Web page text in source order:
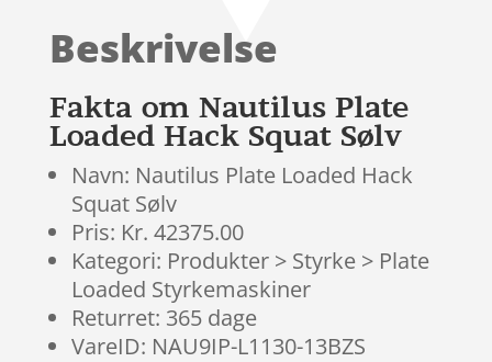
kundebedø
Beskrivelse
Fakta om Nautilus Plate
Loaded Hack Squat Sølv
Navn: Nautilus Plate Loaded Hack
Squat Sølv
Pris: Kr. 42375.00
Kategori: Produkter > Styrke > Plate
Loaded Styrkemaskiner
Returret: 365 dage
VareID: NAU9IP-L1130-13BZS